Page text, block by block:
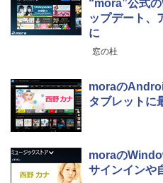
“mora”公式
ップデート、
に
窓の杜
moraの
タブレットに
moraの
サインインや